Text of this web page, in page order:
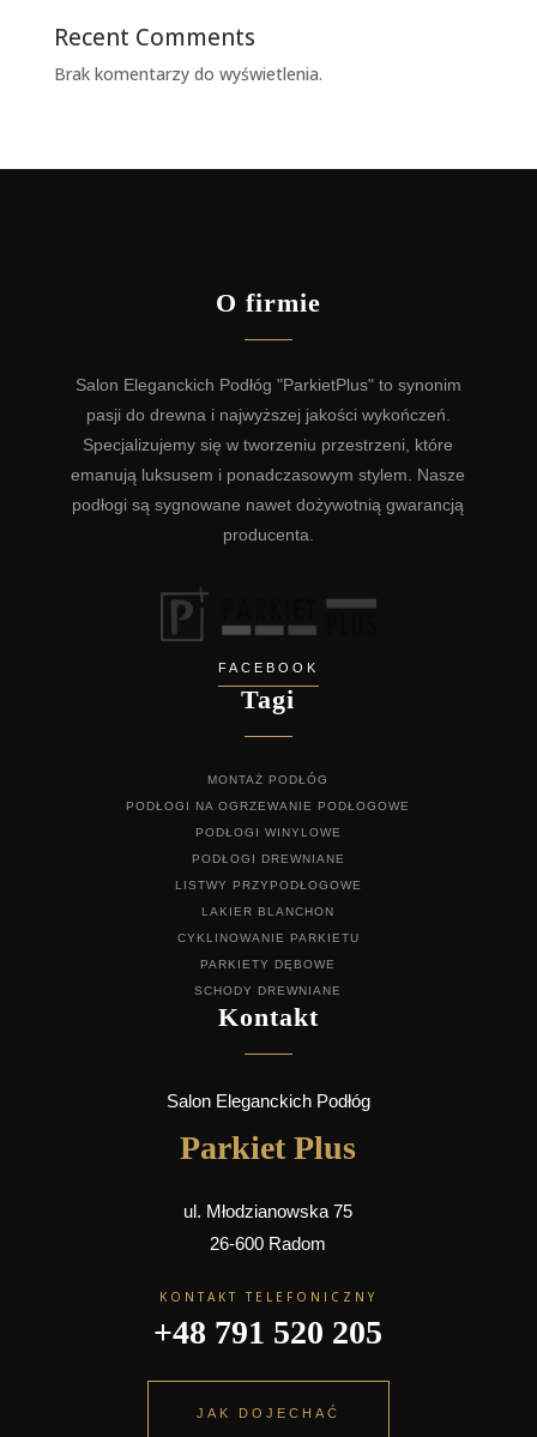
Recent Comments
Brak komentarzy do wyświetlenia.
O firmie
Salon Eleganckich Podłóg "ParkietPlus" to synonim
pasji do drewna i najwyższej jakości wykończeń.
Specjalizujemy się w tworzeniu przestrzeni, które
emanują luksusem i ponadczasowym stylem. Nasze
podłogi są sygnowane nawet dożywotnią gwarancją
producenta.
FACEBOOK
Tagi
MONTAŻ PODŁÓG
PODŁOGI NA OGRZEWANIE PODŁOGOWE
PODŁOGI WINYLOWE
PODŁOGI DREWNIANE
LISTWY PRZYPODŁOGOWE
LAKIER BLANCHON
CYKLINOWANIE PARKIETU
PARKIETY DĘBOWE
SCHODY DREWNIANE
Kontakt
Salon Eleganckich Podłóg
Parkiet Plus
ul. Młodzianowska 75
26-600 Radom
KONTAKT TELEFONICZNY
+48 791 520 205
JAK DOJECHAĆ